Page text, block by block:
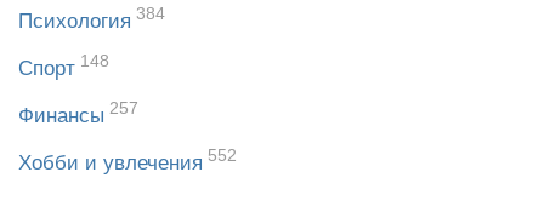
Психология 384
Спорт 148
Финансы 257
Хобби и увлечения 552